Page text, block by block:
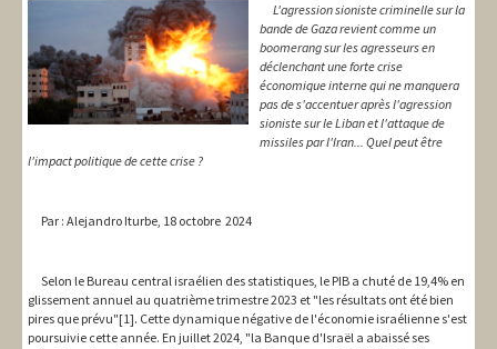
L'agression sioniste criminelle sur la
bande de Gaza revient comme un
boomerang sur les agresseurs en
déclenchant une forte crise
économique interne qui ne manquera
pas de s'accentuer après l'agression
sioniste sur le Liban et l'attaque de
missiles par l'Iran... Quel peut être
l'impact politique de cette crise ?
Par : Alejandro Iturbe, 18 octobre 2024
Selon le Bureau central israélien des statistiques, le PIB a chuté de 19,4% en
glissement annuel au quatrième trimestre 2023 et "les résultats ont été bien
pires que prévu"[1]. Cette dynamique négative de l'économie israélienne s'est
poursuivie cette année. En juillet 2024, "la Banque d'Israël a abaissé ses